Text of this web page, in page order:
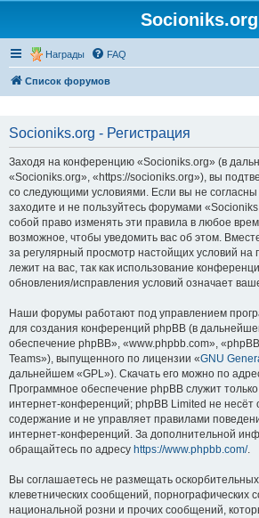
Socioniks.org
Награды FAQ
Список форумов
Socioniks.org - Регистрация
Заходя на конференцию «Socioniks.org» (в
«Socioniks.org», «https://socioniks.org»), вы
со следующими условиями. Если вы не
заходите и не пользуйтесь форумами
собой право изменять эти правила в любое
возможное, чтобы уведомить вас об этом.
за регулярный просмотр настойщих условий на
лежит на вас, так как использование
обновления/исправления условий означает
Наши форумы работают под управлением
для создания конференций phpBB (в
обеспечение phpBB», «www.phpbb.com»,
Teams»), выпущенного по лицензии «GNU
дальнейшем «GPL»). Скачать его можно по
Программное обеспечение phpBB служит
интернет-конференций; phpBB Limited не несёт
содержание и не управляет правилами
интернет-конференций. За дополнительной
обращайтесь по адресу https://www.phpbb.com/.
Вы соглашаетесь не размещать
клеветнических сообщений, порнографических
национальной розни и прочих сообщений,